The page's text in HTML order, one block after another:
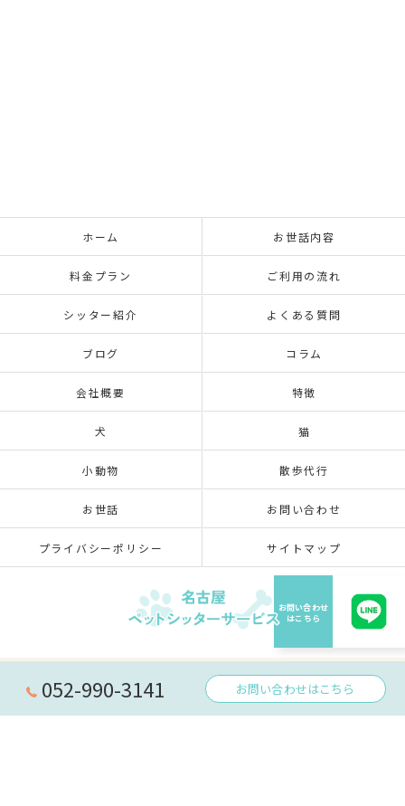
052-990-3141 お問い合わせはこちら
ホーム お世話内容
料金プラン ご利用の流れ
シッター紹介 よくある質問
ブログ コラム
会社概要 特徴
犬 猫
小動物 散歩代行
お世話 お問い合わせ
プライバシーポリシー サイトマップ
© 2026 愛知県名古屋のペットシッターなら名古屋ペットシッターサービス ALL RIGHTS
RESERVED.